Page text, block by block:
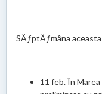
SÄƒptÄƒmâna
11 feb. În